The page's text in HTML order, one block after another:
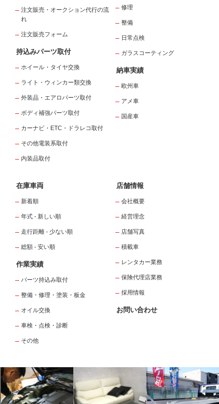
注文販売・オークション代行の流
れ
注文販売フォーム
持込みパーツ取付
ホイール・タイヤ交換
ライト・ウィンカー類交換
外装品・エアロパーツ取付
ボディ補強パーツ取付
カーナビ・ETC・ドラレコ取付
その他電装系取付
内装品取付
修理
整備
日常点検
ガラスコーティング
納車実績
欧州車
アメ車
国産車
在庫車両
新着順
年式 - 新しい順
走行距離 - 少ない順
総額 - 安い順
作業実績
パーツ持込み取付
整備・修理・塗装・板金
オイル交換
車検・点検・診断
その他
店舗情報
会社概要
経営理念
店舗写真
積載車
レンタカー業務
保険代理店業務
採用情報
お問い合わせ